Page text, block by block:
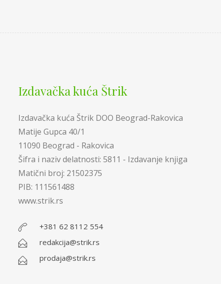
Izdavačka kuća Štrik
Izdavačka kuća Štrik DOO Beograd-Rakovica
Matije Gupca 40/1
11090 Beograd - Rakovica
Šifra i naziv delatnosti: 5811 - Izdavanje knjiga
Matični broj: 21502375
PIB: 111561488
www.strik.rs
+381 62 8112 554
redakcija@strik.rs
prodaja@strik.rs